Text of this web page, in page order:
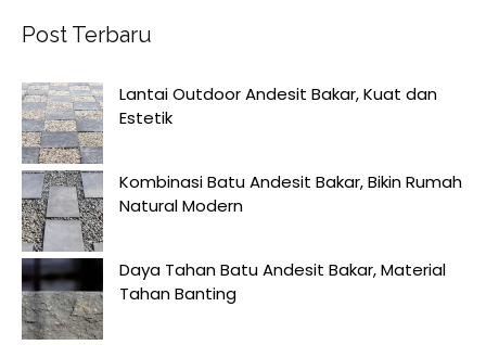
Post Terbaru
Lantai Outdoor Andesit Bakar, Kuat dan
Estetik
Kombinasi Batu Andesit Bakar, Bikin Rumah
Natural Modern
Daya Tahan Batu Andesit Bakar, Material
Tahan Banting